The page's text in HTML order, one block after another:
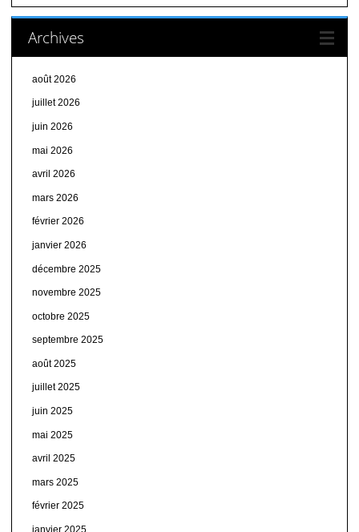
Archives
août 2026
juillet 2026
juin 2026
mai 2026
avril 2026
mars 2026
février 2026
janvier 2026
décembre 2025
novembre 2025
octobre 2025
septembre 2025
août 2025
juillet 2025
juin 2025
mai 2025
avril 2025
mars 2025
février 2025
janvier 2025